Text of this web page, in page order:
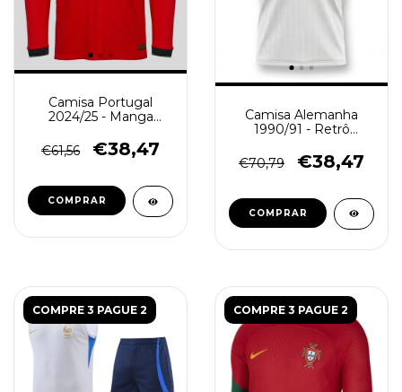
Camisa Portugal
2024/25 - Manga
Vermelha
€61,56 €38,47
COMPRAR
Camisa Alemanha
1990/91 - Retrô
€70,79
€38,47
COMPRAR
COMPRE 3 PAGUE 2 COMPRE 3 PAGUE 2